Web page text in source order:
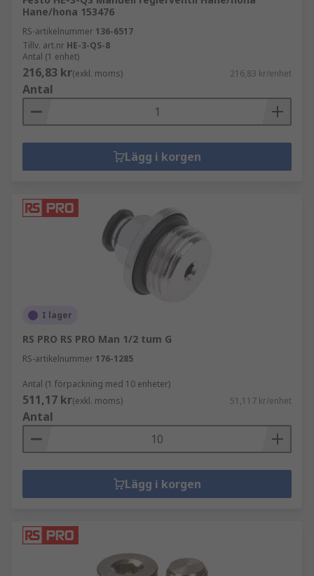
Hane/hona 153476
RS-artikelnummer 136-6517
Tillv. art.nr HE-3-QS-8
Antal (1 enhet)
216,83 kr(exkl. moms) 216,83 kr/enhet
Antal
Lägg i korgen
I lager
RS PRO RS PRO Man 1/2 tum G
RS-artikelnummer 176-1285
Antal (1 förpackning med 10 enheter)
511,17 kr(exkl. moms) 51,117 kr/enhet
Antal
Lägg i korgen